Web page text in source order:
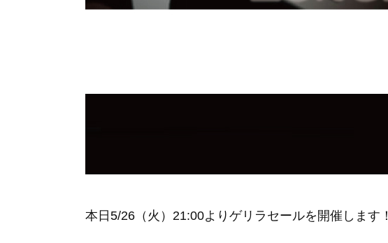
本日5/26（火）21:00よりゲリラセールを開催します！